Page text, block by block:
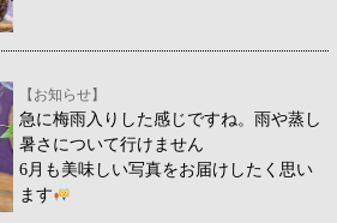
【お知らせ】
急に梅雨入りした感じですね。雨や蒸し
暑さについて行けません
6月も美味しい写真をお届けしたく思い
ます